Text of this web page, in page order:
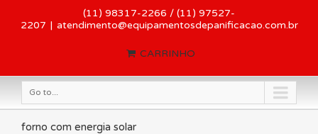
(11) 98317-2266 / (11) 97527-
2207 | atendimento@equipamentosdepanificacao.com.br
CARRINHO
Go to...
forno com energia solar